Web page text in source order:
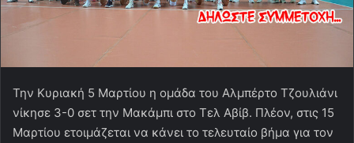
Την Κυριακή 5 Μαρτίου η ομάδα του Αλμπέρτο Τζουλιάνι
νίκησε 3-0 σετ την Μακάμπι στο Τελ Αβίβ. Πλέον, στις 15
Μαρτίου ετοιμάζεται να κάνει το τελευταίο βήμα για τον